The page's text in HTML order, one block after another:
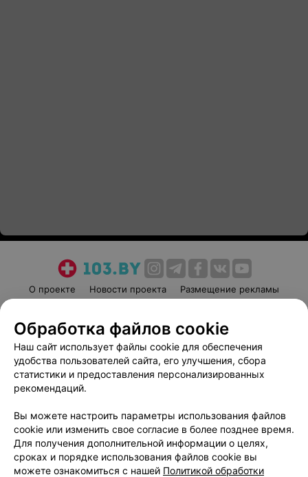
О проекте Новости проекта
Размещение рекламы
Пользовательское соглашение
Способы оплаты
Вакансии
Партнеры
Написать руководителю 103.by
Обработка персональных данных
Обработка файлов cookie
Наш сайт использует файлы cookie для обеспечения
удобства пользователей сайта, его улучшения, сбора
статистики и предоставления персонализированных
рекомендаций.
Вы можете настроить параметры использования файлов
cookie или изменить свое согласие в более позднее время.
Для получения дополнительной информации о целях,
сроках и порядке использования файлов cookie вы
можете ознакомиться с нашей Политикой обработки